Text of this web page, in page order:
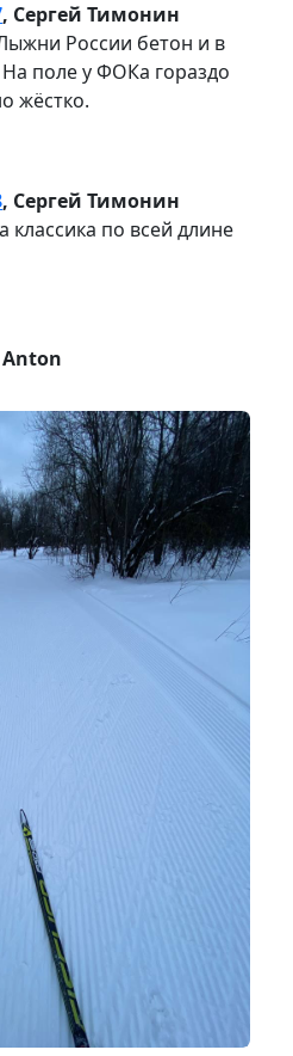
, Сергей Тимонин
России бетон и в
поле у ФОКа гораздо
жёстко.
, Сергей Тимонин
по всей длине
Anton